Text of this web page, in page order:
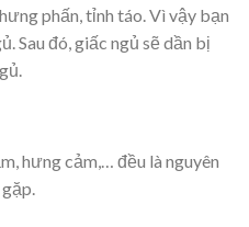
phấn, tỉnh táo. Vì vậy bạn
Sau đó, giấc ngủ sẽ dần bị
hưng cảm,… đều là nguyên